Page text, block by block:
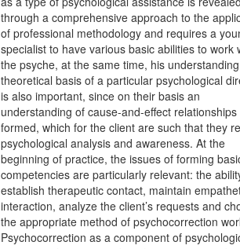
through a comprehensive approach to the
of professional methodology and requires a
specialist to have various basic abilities to work
the psyche, at the same time, his
theoretical basis of a particular psychological
is also important, since on their basis an
understanding of cause-and-effect relationships
formed, which for the client are such that they
psychological analysis and awareness. At the
beginning of practice, the issues of forming
competencies are particularly relevant: the
establish therapeutic contact, maintain
interaction, analyze the client’s requests and
the appropriate method of psychocorrection
Psychocorrection as a component of